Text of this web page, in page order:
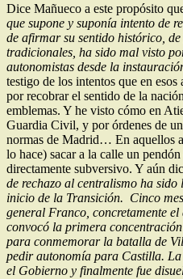
Dice Mañueco a este propósito
que supone y suponía intento de
de afirmar su sentido histórico,
tradicionales, ha sido mal visto
autonomistas desde la
testigo de los intentos que en
por recobrar el sentido de la
emblemas. Y he visto cómo en
Guardia Civil, y por órdenes de
normas de Madrid… En aquellos
lo hace) sacar a la calle un
directamente subversivo. Y aún
de rechazo al centralismo ha sido
inicio de la Transición. Cinco
general Franco, concretamente
convocó la primera
para conmemorar la batalla de
pedir autonomía para Castilla.
el Gobierno y finalmente fue